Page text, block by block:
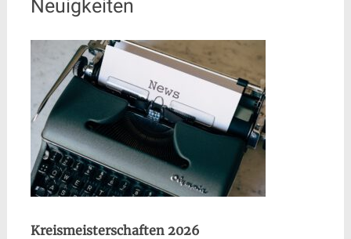
Neuigkeiten
Kreismeisterschaften 2026